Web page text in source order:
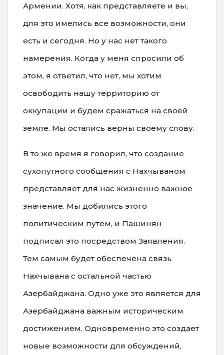
Армении. Хотя, как представляете и вы,
для это имелись все возможности, они
есть и сегодня. Но у нас нет такого
намерения. Когда у меня спросили об
этом, я ответил, что нет, мы хотим
освободить нашу территорию от
оккупации и будем сражаться на своей
земле. Мы остались верны своему слову.
В то же время я говорил, что создание
сухопутного сообщения с Нахчываном
представляет для нас жизненно важное
значение. Мы добились этого
политическим путем, и Пашинян
подписал это посредством Заявления.
Тем самым будет обеспечена связь
Нахчывана с остальной частью
Азербайджана. Одно уже это является для
Азербайджана важным историческим
достижением. Одновременно это создает
новые возможности для обсуждений,